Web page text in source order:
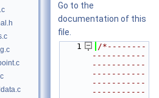
Go to the
documentation of this
file.
    1
/*--------
-----------
-----------
-----------
-----------
-----------